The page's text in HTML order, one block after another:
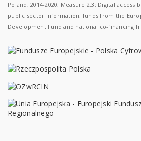
Poland, 2014-2020, Measure 2.3: Digital
public sector information; funds from the
Development Fund and national co-financing